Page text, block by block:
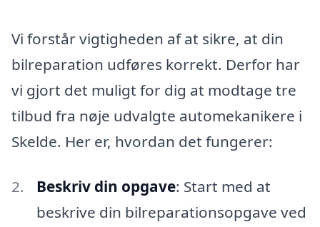
Vi forstår vigtigheden af at sikre, at din
bilreparation udføres korrekt. Derfor har
vi gjort det muligt for dig at modtage tre
tilbud fra nøje udvalgte automekanikere i
Skelde. Her er, hvordan det fungerer:
Beskriv din opgave: Start med at
beskrive din bilreparationsopgave ved